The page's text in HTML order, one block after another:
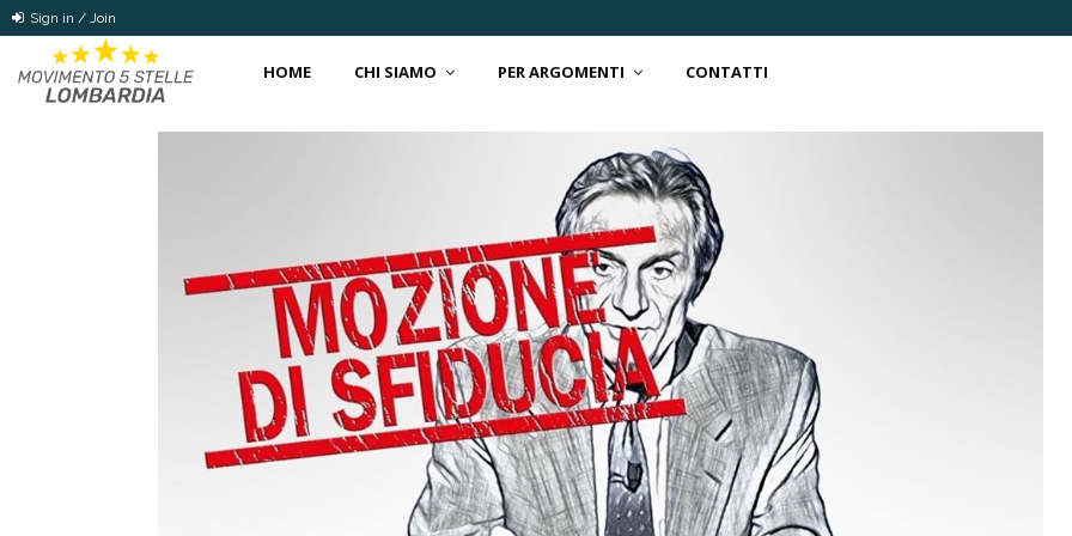
Sign in / Join
HOME CHI SIAMO PER ARGOMENTI CONTATTI